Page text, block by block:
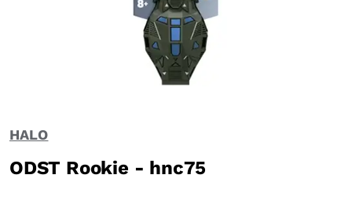
HALO
ODST Rookie - hnc75